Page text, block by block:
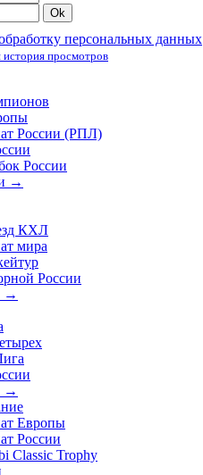
Ok
персональных данных
история просмотров
России (РПЛ)
России
→
КХЛ
мира
России
→
→
Европы
России
Classic Trophy